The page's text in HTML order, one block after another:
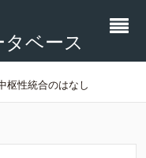
ベース
枢性統合のはなし